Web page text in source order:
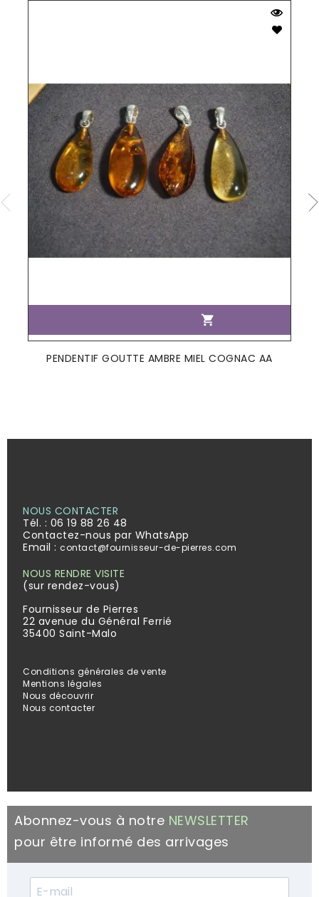

PENDENTIF GOUTTE AMBRE MIEL COGNAC AA
NOUS CONTACTER
Tél. : 06 19 88 26 48
Contactez-nous par WhatsApp
Email : contact@fournisseur-de-pierres.com
NOUS RENDRE VISITE
(sur rendez-vous)
Fournisseur de Pierres
22 avenue du Général Ferrié
35400 Saint-Malo
Conditions générales de vente
Mentions légales
Nous découvrir
Nous contacter
Abonnez-vous à notre NEWSLETTER
pour être informé des arrivages